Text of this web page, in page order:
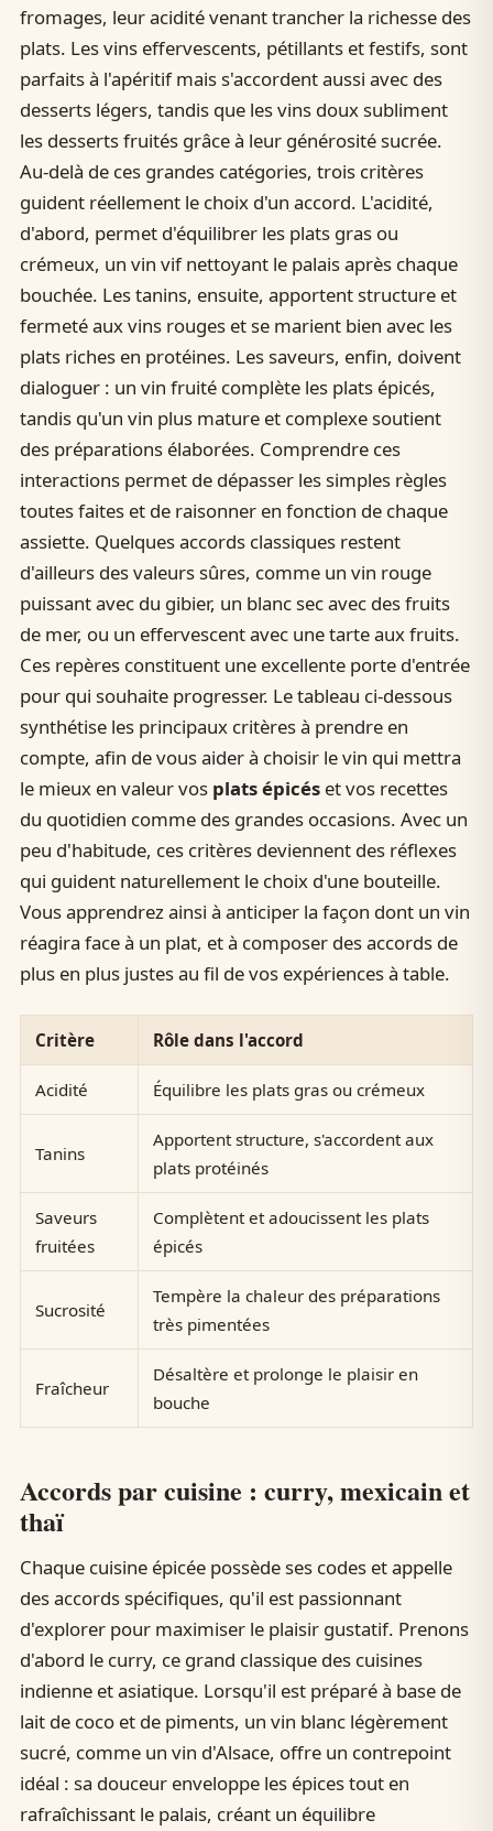
fromages, leur acidité venant trancher la richesse des
plats. Les vins effervescents, pétillants et festifs, sont
parfaits à l'apéritif mais s'accordent aussi avec des
desserts légers, tandis que les vins doux subliment
les desserts fruités grâce à leur générosité sucrée.
Au-delà de ces grandes catégories, trois critères
guident réellement le choix d'un accord. L'acidité,
d'abord, permet d'équilibrer les plats gras ou
crémeux, un vin vif nettoyant le palais après chaque
bouchée. Les tanins, ensuite, apportent structure et
fermeté aux vins rouges et se marient bien avec les
plats riches en protéines. Les saveurs, enfin, doivent
dialoguer : un vin fruité complète les plats épicés,
tandis qu'un vin plus mature et complexe soutient
des préparations élaborées. Comprendre ces
interactions permet de dépasser les simples règles
toutes faites et de raisonner en fonction de chaque
assiette. Quelques accords classiques restent
d'ailleurs des valeurs sûres, comme un vin rouge
puissant avec du gibier, un blanc sec avec des fruits
de mer, ou un effervescent avec une tarte aux fruits.
Ces repères constituent une excellente porte d'entrée
pour qui souhaite progresser. Le tableau ci-dessous
synthétise les principaux critères à prendre en
compte, afin de vous aider à choisir le vin qui mettra
le mieux en valeur vos plats épicéset vos recettes
du quotidien comme des grandes occasions. Avec un
peu d'habitude, ces critères deviennent des réflexes
qui guident naturellement le choix d'une bouteille.
Vous apprendrez ainsi à anticiper la façon dont un vin
réagira face à un plat, et à composer des accords de
plus en plus justes au fil de vos expériences à table.
Critère Rôle dans l'accord
Acidité Équilibre les plats gras ou crémeux
Tanins
Apportent structure, s'accordent aux
plats protéinés
Saveurs
fruitées
Complètent et adoucissent les plats
épicés
Sucrosité
Tempère la chaleur des préparations
très pimentées
Fraîcheur
Désaltère et prolonge le plaisir en
bouche
Accords par cuisine : curry, mexicain et
thaï
Chaque cuisine épicée possède ses codes et appelle
des accords spécifiques, qu'il est passionnant
d'explorer pour maximiser le plaisir gustatif. Prenons
d'abord le curry, ce grand classique des cuisines
indienne et asiatique. Lorsqu'il est préparé à base de
lait de coco et de piments, un vin blanc légèrement
sucré, comme un vin d'Alsace, offre un contrepoint
idéal : sa douceur enveloppe les épices tout en
rafraîchissant le palais, créant un équilibre